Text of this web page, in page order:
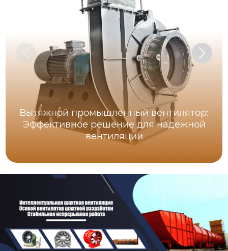
Вытяжной промышленный вентилятор:
Эффективное решение для надежной
вентиляции